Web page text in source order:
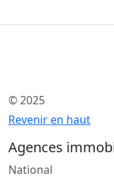
© 2025
Revenir en haut
Agences
National